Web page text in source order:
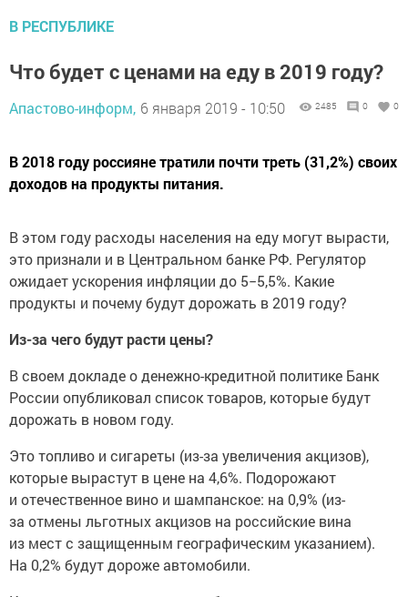
В РЕСПУБЛИКЕ
Что будет с ценами на еду в 2019 году?
Апастово-информ, 6 января 2019 - 10:50 2485 0 0
В 2018 году россияне тратили почти треть (31,2%) своих
доходов на продукты питания.
В этом году расходы населения на еду могут вырасти,
это признали и в Центральном банке РФ. Регулятор
ожидает ускорения инфляции до 5−5,5%. Какие
продукты и почему будут дорожать в 2019 году?
Из-за чего будут расти цены?
В своем докладе о денежно-кредитной политике Банк
России опубликовал список товаров, которые будут
дорожать в новом году.
Это топливо и сигареты (из-за увеличения акцизов),
которые вырастут в цене на 4,6%. Подорожают
и отечественное вино и шампанское: на 0,9% (из-
за отмены льготных акцизов на российские вина
из мест с защищенным географическим указанием).
На 0,2% будут дороже автомобили.